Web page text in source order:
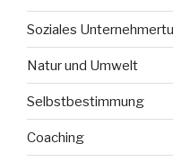
Soziales
Natur und Umwelt
Selbstbestimmung
Coaching